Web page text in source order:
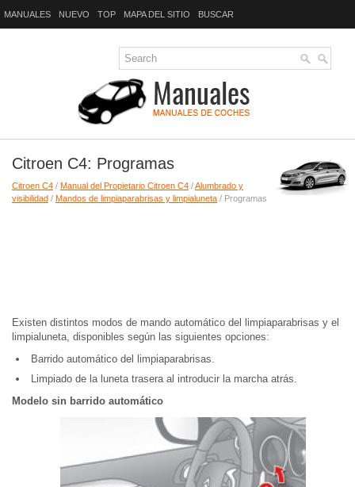
MANUALES NUEVO TOP MAPA DEL SITIO BUSCAR
Citroen C4: Programas
Citroen C4 / Manual del Propietario Citroen C4 /Alumbrado y
visibilidad / Mandos de limpiaparabrisas y limpialuneta / Programas
Existen distintos modos de mando automático del limpiaparabrisas y el
limpialuneta, disponibles según las siguientes opciones:
Barrido automático del limpiaparabrisas.
Limpiado de la luneta trasera al introducir la marcha atrás.
Modelo sin barrido automático